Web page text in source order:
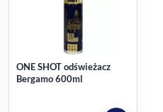
ONE SHOT odświeżacz
Bergamo 600ml